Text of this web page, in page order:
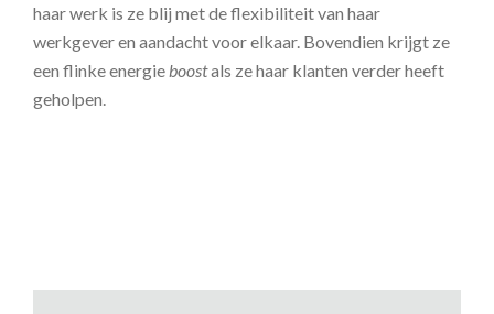
haar werk is ze blij met de flexibiliteit van haar
werkgever en aandacht voor elkaar. Bovendien krijgt ze
een flinke energieboostals ze haar klanten verder heeft
geholpen.